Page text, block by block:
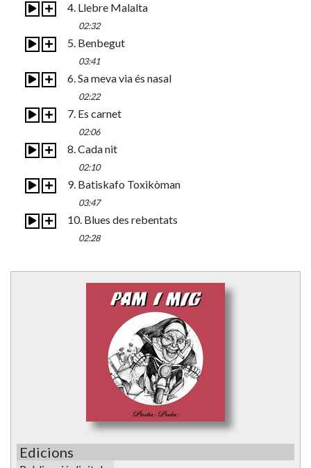
4. Llebre Malalta
02:32
5. Benbegut
03:41
6. Sa meva via és nasal
02:22
7. Es carnet
02:06
8. Cada nit
02:10
9. Batiskafo Toxikòman
03:47
10. Blues des rebentats
02:28
Edicions